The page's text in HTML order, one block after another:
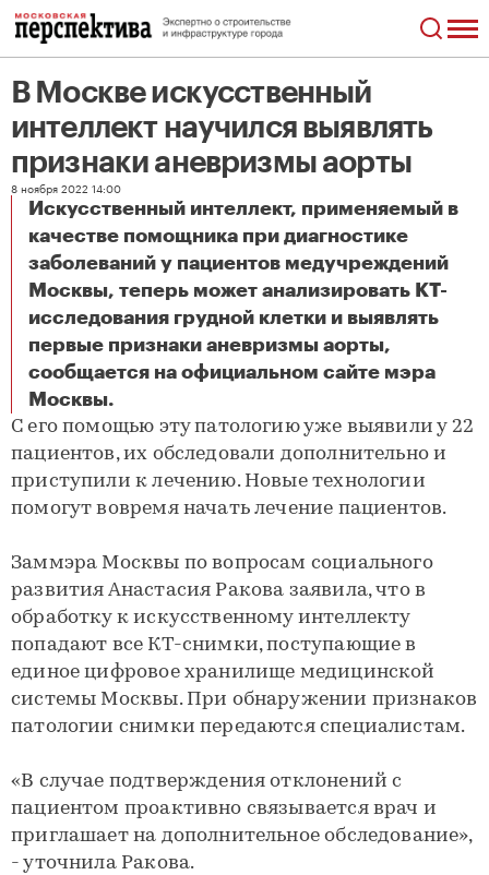
В Москве искусственный
интеллект научился выявлять
признаки аневризмы аорты
8 ноября 2022 14:00
Искусственный интеллект, применяемый в
качестве помощника при диагностике
заболеваний у пациентов медучреждений
Москвы, теперь может анализировать КТ-
исследования грудной клетки и выявлять
первые признаки аневризмы аорты,
сообщается на официальном сайте мэра
Москвы.
С его помощью эту патологию уже выявили у 22
пациентов, их обследовали дополнительно и
приступили к лечению. Новые технологии
помогут вовремя начать лечение пациентов.
Заммэра Москвы по вопросам социального
развития Анастасия Ракова заявила, что в
обработку к искусственному интеллекту
попадают все КТ-снимки, поступающие в
единое цифровое хранилище медицинской
системы Москвы. При обнаружении признаков
патологии снимки передаются специалистам.
«В случае подтверждения отклонений с
пациентом проактивно связывается врач и
приглашает на дополнительное обследование»,
- уточнила Ракова.